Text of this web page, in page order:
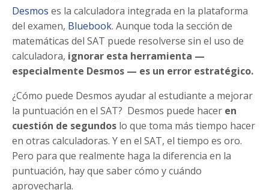
Desmos es la calculadora integrada en la plataforma
del examen, Bluebook. Aunque toda la sección de
matemáticas del SAT puede resolverse sin el uso de
calculadora, ignorar esta herramienta —
especialmente Desmos — es un error estratégico.
¿Cómo puede Desmos ayudar al estudiante a mejorar
la puntuación en el SAT? Desmos puede hacer en
cuestión de segundos lo que toma más tiempo hacer
en otras calculadoras. Y en el SAT, el tiempo es oro.
Pero para que realmente haga la diferencia en la
puntuación, hay que saber cómo y cuándo
aprovecharla.